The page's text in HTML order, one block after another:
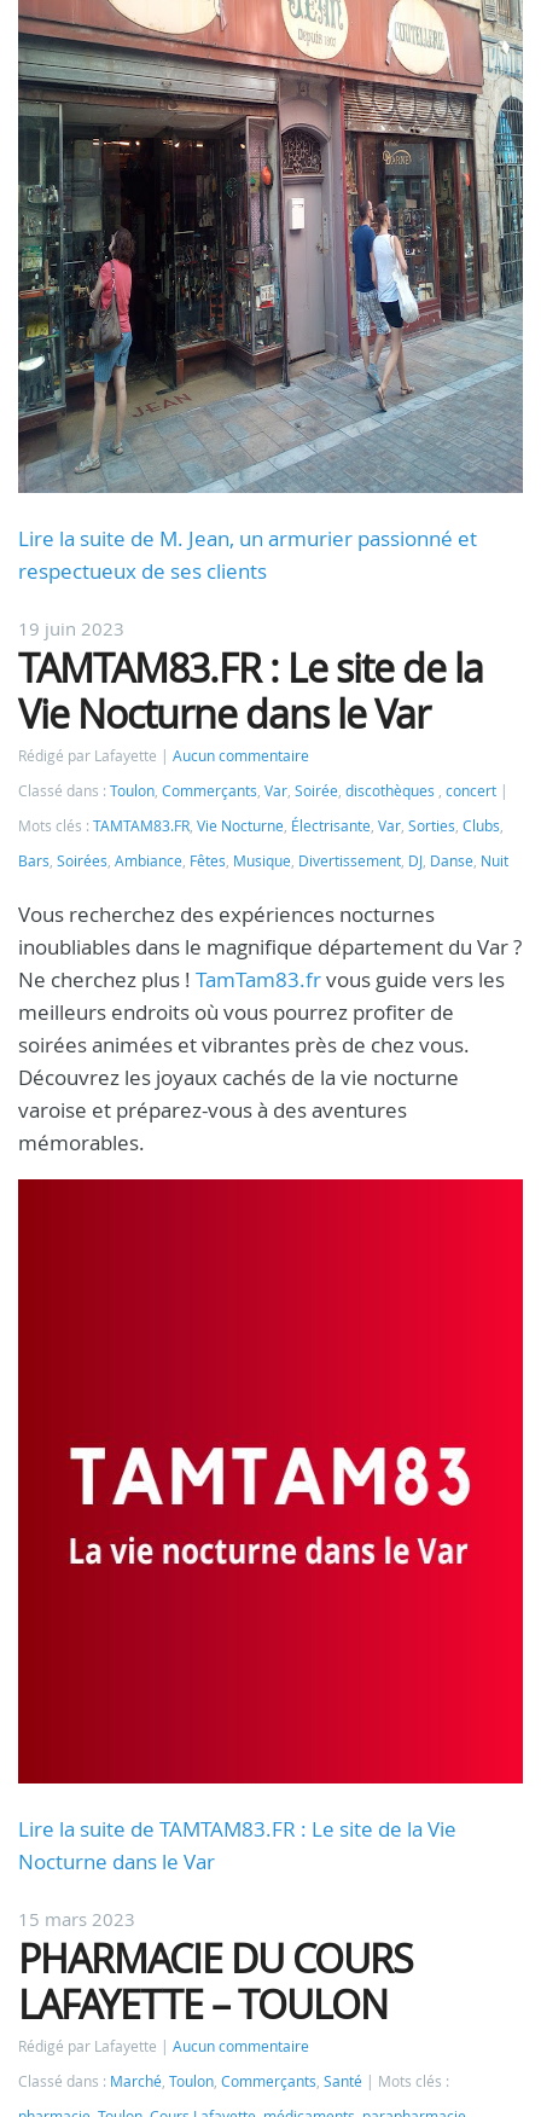
Lire la suite de M. Jean, un armurier passionné et
respectueux de ses clients
19 juin 2023
TAMTAM83.FR : Le site de la
Vie Nocturne dans le Var
Rédigé par Lafayette
Aucun commentaire
Classé dans : Toulon, Commerçants, Var, Soirée, discothèques , concert
Mots clés : TAMTAM83.FR, Vie Nocturne, Électrisante, Var, Sorties, Clubs,
Bars, Soirées, Ambiance, Fêtes, Musique, Divertissement, DJ, Danse, Nuit
Vous recherchez des expériences nocturnes
inoubliables dans le magnifique département du Var ?
Ne cherchez plus ! TamTam83.frvous guide vers les
meilleurs endroits où vous pourrez profiter de
soirées animées et vibrantes près de chez vous.
Découvrez les joyaux cachés de la vie nocturne
varoise et préparez-vous à des aventures
mémorables.
Lire la suite de TAMTAM83.FR : Le site de la Vie
Nocturne dans le Var
15 mars 2023
PHARMACIE DU COURS
LAFAYETTE – TOULON
Rédigé par Lafayette
Aucun commentaire
Classé dans : Marché, Toulon, Commerçants, Santé
Mots clés :